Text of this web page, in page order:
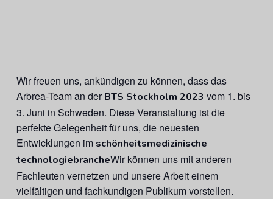
Wir freuen uns, ankündigen zu können, dass das
Arbrea-Team an der BTS Stockholm 2023 vom 1. bis
3. Juni in Schweden. Diese Veranstaltung ist die
perfekte Gelegenheit für uns, die neuesten
Entwicklungen im schönheitsmedizinische
technologiebrancheWir können uns mit anderen
Fachleuten vernetzen und unsere Arbeit einem
vielfältigen und fachkundigen Publikum vorstellen.